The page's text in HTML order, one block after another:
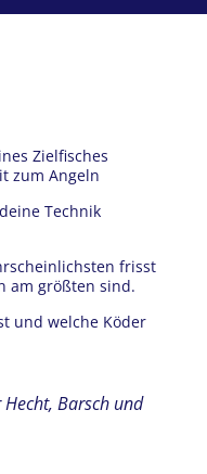
Zielfisches
zum Angeln
Technik
frisst
am größten sind.
und welche Köder
Barsch und